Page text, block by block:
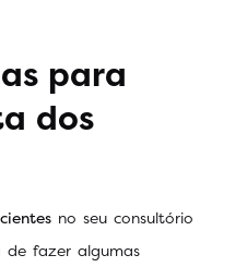
para
dos
no seu consultório
de fazer algumas